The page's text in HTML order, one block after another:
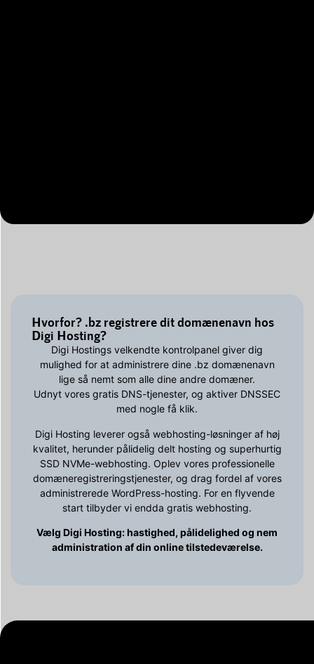
Hvorfor? .bz registrere dit domænenavn hos
Digi Hosting?
Digi Hostings velkendte kontrolpanel giver dig
mulighed for at administrere dine .bz domænenavn
lige så nemt som alle dine andre domæner.
Udnyt vores gratis DNS-tjenester, og aktiver DNSSEC
med nogle få klik.
Digi Hosting leverer også webhosting-løsninger af høj
kvalitet, herunder pålidelig delt hosting og superhurtig
SSD NVMe-webhosting. Oplev vores professionelle
domæneregistreringstjenester, og drag fordel af vores
administrerede WordPress-hosting. For en flyvende
start tilbyder vi endda gratis webhosting.
Vælg Digi Hosting: hastighed, pålidelighed og nem
administration af din online tilstedeværelse.